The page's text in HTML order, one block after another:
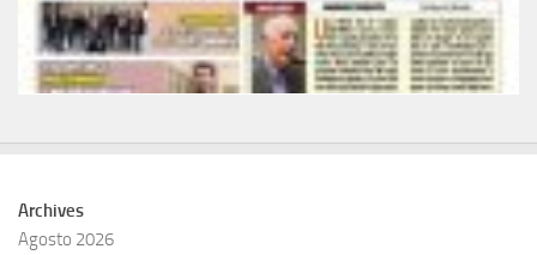
Archives
Agosto 2026